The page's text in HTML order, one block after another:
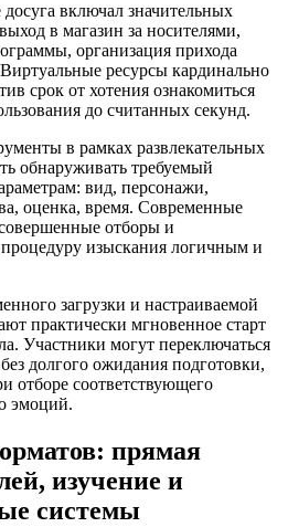
включал значительных
в магазин за носителями,
организация прихода
ресурсы кардинально
срок от хотения ознакомиться
до считанных секунд.
в рамках развлекательных
обнаруживать требуемый
вид, персонажи,
оценка, время. Современные
отборы и
процедуру изыскания логичным и
загрузки и настраиваемой
практически мгновенное старт
Участники могут переключаться
долгого ожидания подготовки,
отборе соответствующего
эмоций.
прямая
изучение и
системы